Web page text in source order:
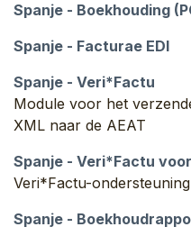
Spanje - Boekhouding
Spanje - Facturae EDI
Spanje - Veri*Factu
Module voor het
XML naar de AEAT
Spanje - Veri*Factu
Veri*Factu-
Spanje -